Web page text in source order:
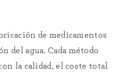
de medicamentos
del agua. Cada método
la calidad, el coste total